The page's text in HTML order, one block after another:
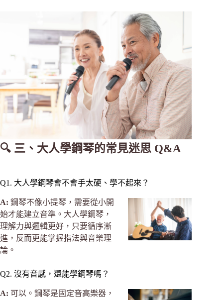
🔍 三、大人學鋼琴的常見迷思 Q&A
Q1. 大人學鋼琴會不會手太硬、學不起來？
A: 鋼琴不像小提琴，需要從小開
始才能建立音準。大人學鋼琴，
理解力與邏輯更好，只要循序漸
進，反而更能掌握指法與音樂理
論。
Q2. 沒有音感，還能學鋼琴嗎？
A: 可以。鋼琴是固定音高樂器，